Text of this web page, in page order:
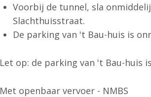
Voorbij de tunnel, sla
Slachthuisstraat.
De parking van 't Bau-huis is
Let op: de parking van 't Bau-huis
Met openbaar vervoer - NMBS